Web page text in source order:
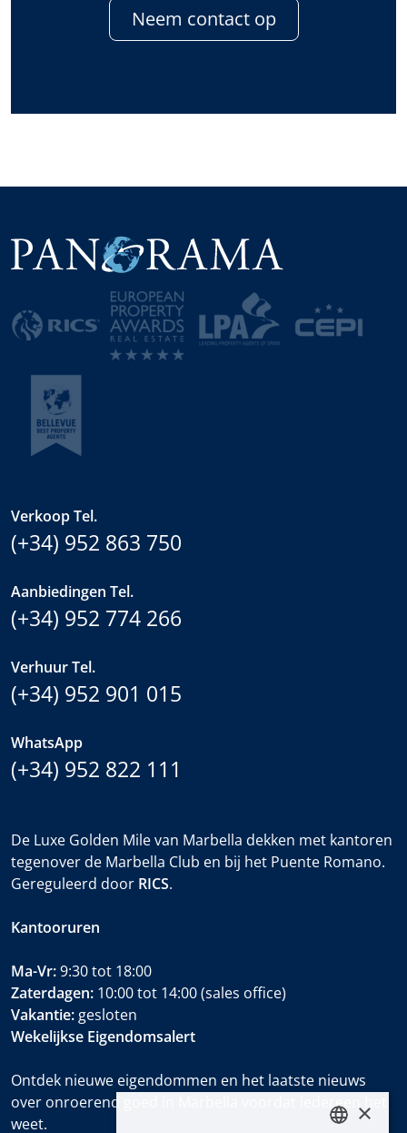
Neem contact op
Verkoop Tel.
(+34) 952 863 750
Aanbiedingen Tel.
(+34) 952 774 266
Verhuur Tel.
(+34) 952 901 015
WhatsApp
(+34) 952 822 111
De Luxe Golden Mile van Marbella dekken met kantoren
tegenover de Marbella Club en bij het Puente Romano.
Gereguleerd door RICS.
Kantooruren
Ma-Vr:9:30 tot 18:00
Zaterdagen: 10:00 tot 14:00 (sales office)
Vakantie: gesloten
Wekelijkse Eigendomsalert
Ontdek nieuwe eigendommen en het laatste nieuws
over onroerend goed in Marbella voordat iedereen het
weet.
×